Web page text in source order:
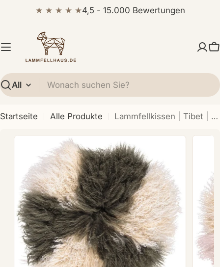
★ ★ ★ ★ ★4,5 - 15.000 Bewertungen
Suchen
Startseite Alle Produkte Lammfellkissen | Tibet | D38 cm | D45 cm | D62 cm
Öffnen Sie das Medium 1 im Modalformat